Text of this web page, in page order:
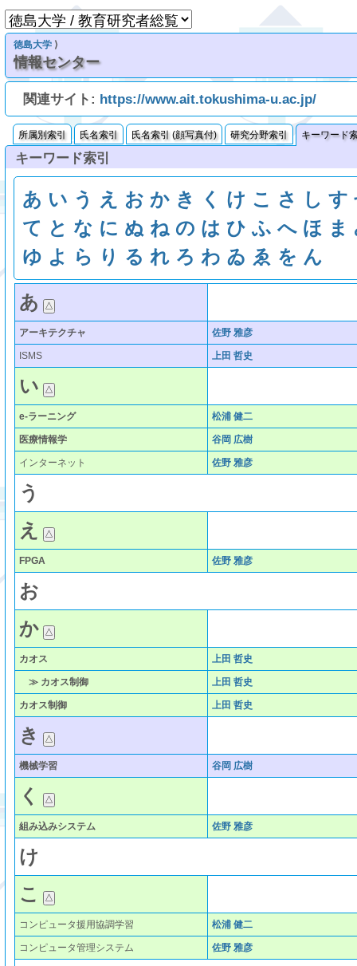
徳島大学 ⟩
情報センター
関連サイト: https://www.ait.tokushima-u.ac.jp/
所属別索引 氏名索引 氏名索引 (顔写真付) 研究分野索引 キーワード
キーワード索引
あ い う え お か き く け こ さ し す
て と な に ぬ ね の は ひ ふ へ ほ ま
ゆ よ ら り る れ ろ わ ゐ ゑ を ん
あ
アーキテクチャ 佐野 雅彦
ISMS 上田 哲史
い
e-ラーニング 松浦 健二
医療情報学 谷岡 広樹
インターネット 佐野 雅彦
う
え
FPGA 佐野 雅彦
お
か
カオス 上田 哲史
≫ カオス制御 上田 哲史
カオス制御 上田 哲史
き
機械学習 谷岡 広樹
く
組み込みシステム 佐野 雅彦
け
こ
コンピュータ援用協調学習 松浦 健二
コンピュータ管理システム 佐野 雅彦